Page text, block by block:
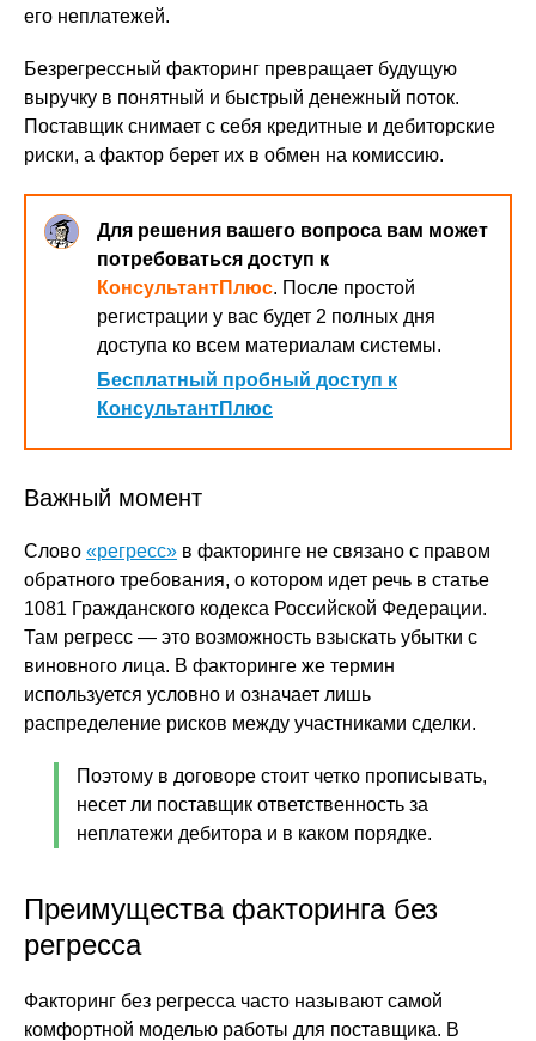
его неплатежей.
Безрегрессный факторинг превращает будущую
выручку в понятный и быстрый денежный поток.
Поставщик снимает с себя кредитные и дебиторские
риски, а фактор берет их в обмен на комиссию.
Для решения вашего вопроса вам может
потребоваться доступ к
КонсультантПлюс. После простой
регистрации у вас будет 2 полных дня
доступа ко всем материалам системы.
Бесплатный пробный доступ к
КонсультантПлюс
Важный момент
Слово «регресс» в факторинге не связано с правом
обратного требования, о котором идет речь в статье
1081 Гражданского кодекса Российской Федерации.
Там регресс — это возможность взыскать убытки с
виновного лица. В факторинге же термин
используется условно и означает лишь
распределение рисков между участниками сделки.
Поэтому в договоре стоит четко прописывать,
несет ли поставщик ответственность за
неплатежи дебитора и в каком порядке.
Преимущества факторинга без
регресса
Факторинг без регресса часто называют самой
комфортной моделью работы для поставщика. В